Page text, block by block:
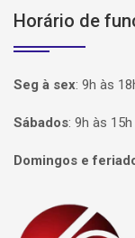
Horário de
Seg à sex: 9h às
Sábados: 9h às 15h
Domingos e
Página inicial